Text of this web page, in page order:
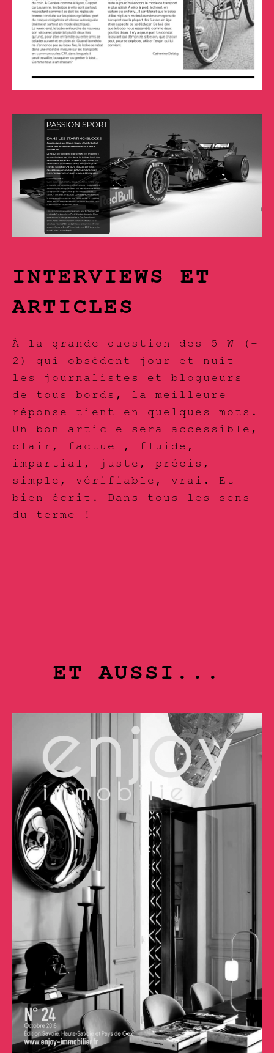
INTERVIEWS ET
ARTICLES
À la grande question des 5 W (+
2) qui obsèdent jour et nuit
les journalistes et blogueurs
de tous bords, la meilleure
réponse tient en quelques mots.
Un bon article sera accessible,
clair, factuel, fluide,
impartial, juste, précis,
simple, vérifiable, vrai. Et
bien écrit. Dans tous les sens
du terme !
ET AUSSI...